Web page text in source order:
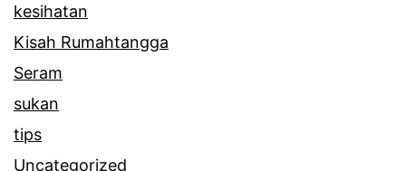
kesihatan
Kisah Rumahtangga
Seram
sukan
tips
Uncategorized